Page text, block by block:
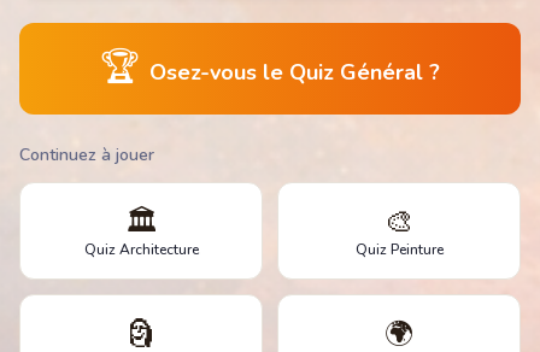
🏆 Osez-vous le Quiz Général ?
Continuez à jouer
🏛️
Quiz Architecture
🎨
Quiz Peinture
🗿 🌍